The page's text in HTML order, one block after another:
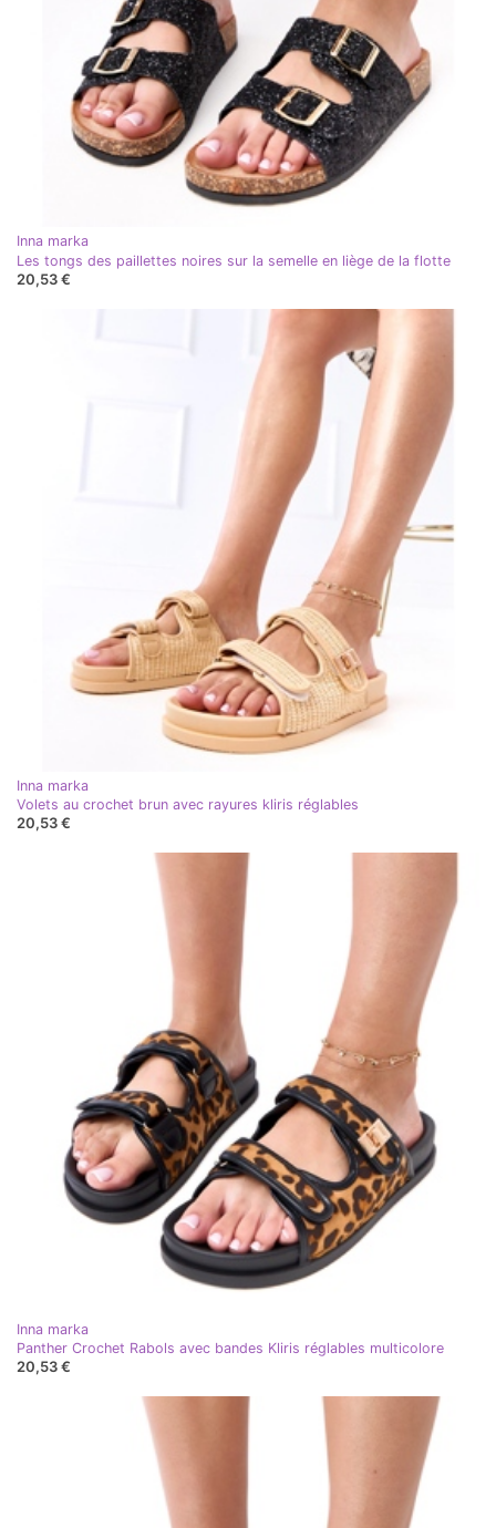
Inna marka
Les tongs des paillettes noires sur la semelle en liège de la flotte
20,53 €
Inna marka
Volets au crochet brun avec rayures kliris réglables
20,53 €
Inna marka
Panther Crochet Rabols avec bandes Kliris réglables multicolore
20,53 €